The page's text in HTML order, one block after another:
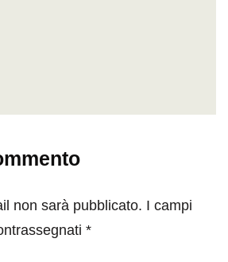
non sarà pubblicato. I campi
*